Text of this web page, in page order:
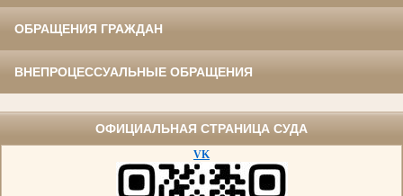
ОБРАЩЕНИЯ ГРАЖДАН
ВНЕПРОЦЕССУАЛЬНЫЕ ОБРАЩЕНИЯ
ОФИЦИАЛЬНАЯ СТРАНИЦА СУДА
VK